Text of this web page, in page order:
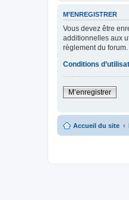
M’ENREGISTRER
Vous devez être
additionnelles aux
règlement du forum.
Conditions
M’enregistrer
Accueil du site